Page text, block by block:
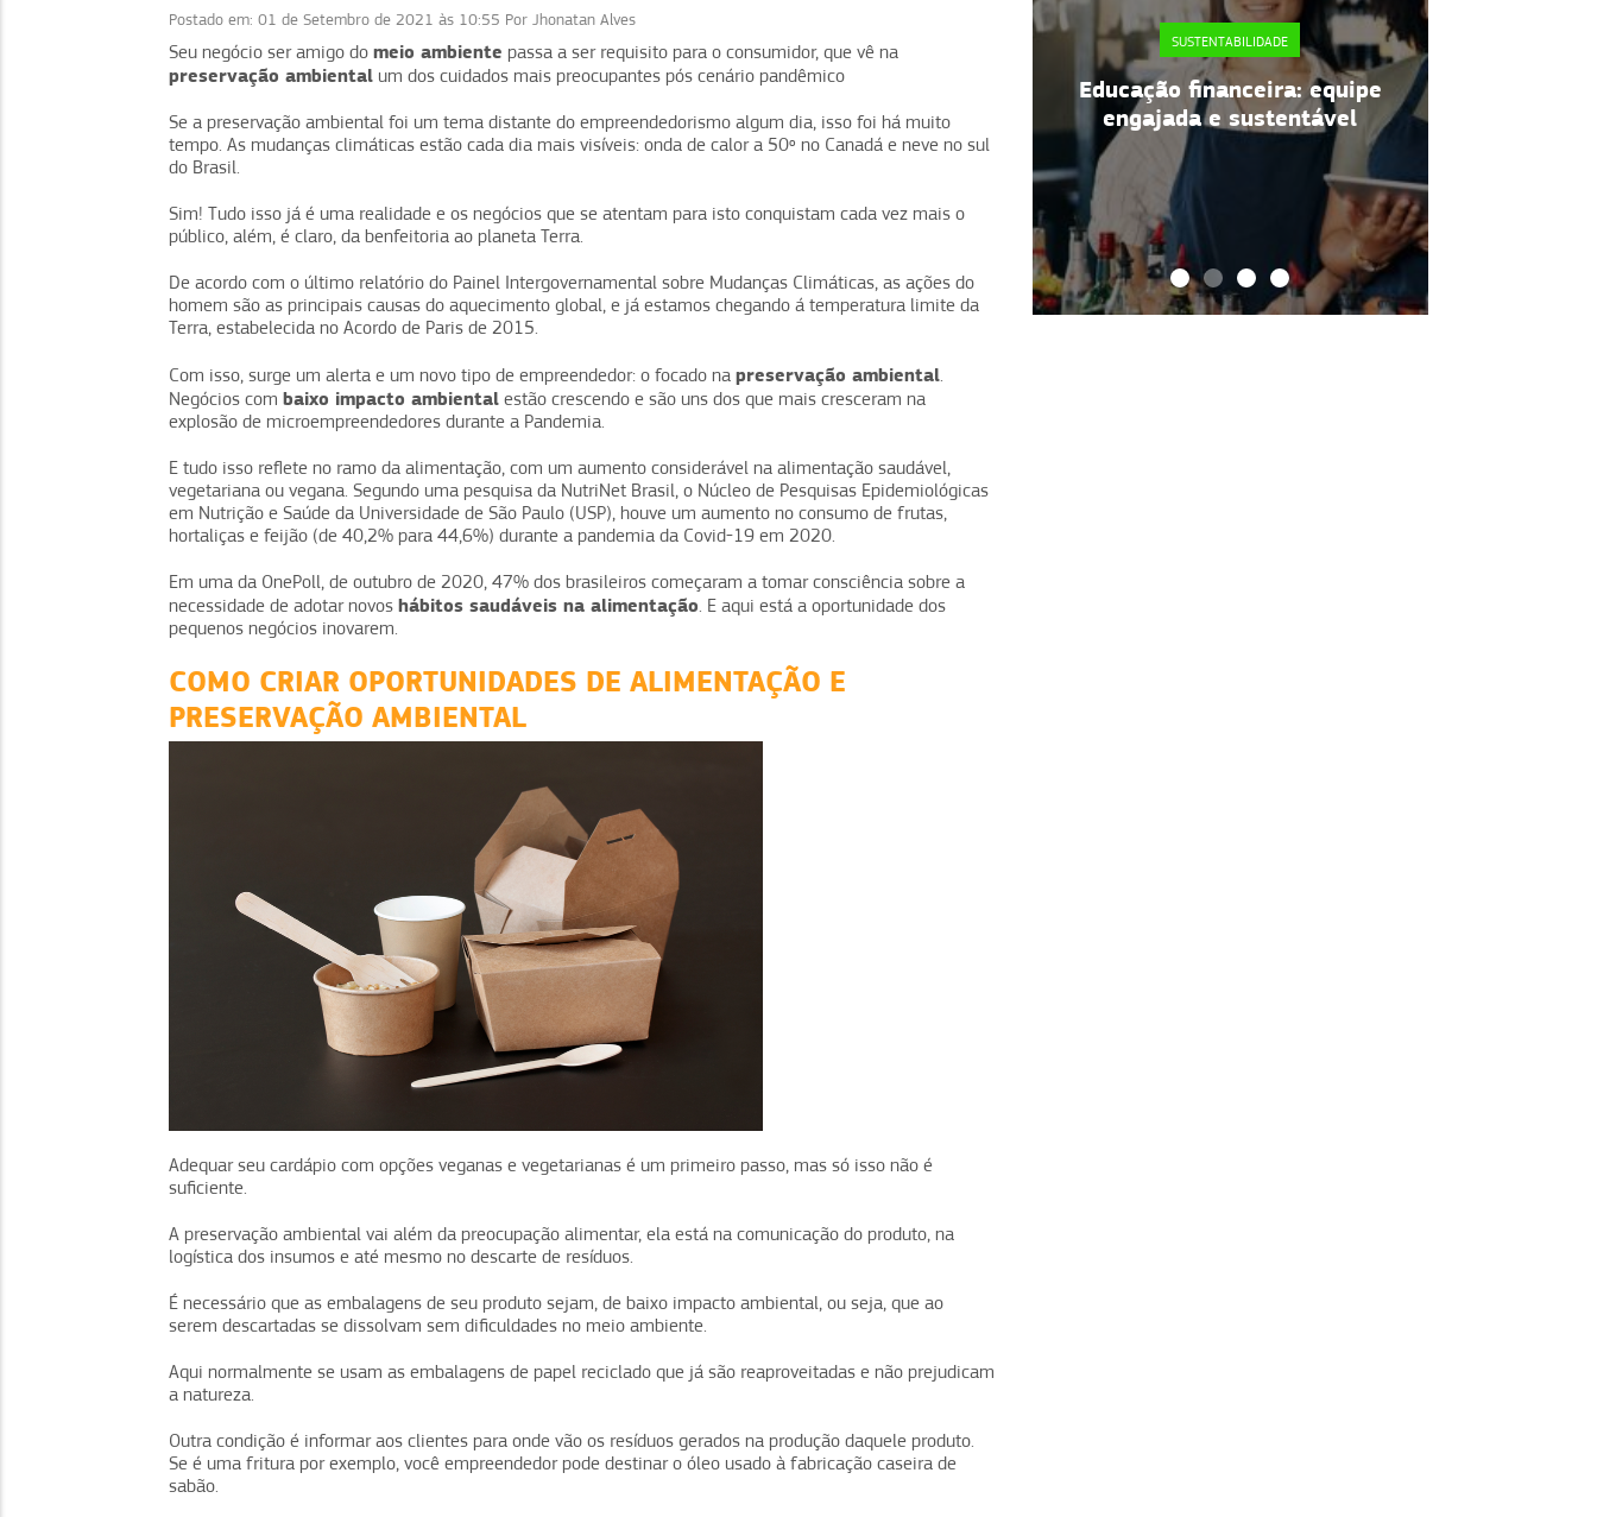
Postado em: 01 de Setembro de 2021 às 10:55 Por Jhonatan Alves
Seu negócio ser amigo do meio ambiente passa a ser requisito para o consumidor, que vê na
preservação ambiental um dos cuidados mais preocupantes pós cenário pandêmico
Se a preservação ambiental foi um tema distante do empreendedorismo algum dia, isso foi há muito
tempo. As mudanças climáticas estão cada dia mais visíveis: onda de calor a 50º no Canadá e neve no sul
do Brasil.
Sim! Tudo isso já é uma realidade e os negócios que se atentam para isto conquistam cada vez mais o
público, além, é claro, da benfeitoria ao planeta Terra.
De acordo com o último relatório do Painel Intergovernamental sobre Mudanças Climáticas, as ações do
homem são as principais causas do aquecimento global, e já estamos chegando á temperatura limite da
Terra, estabelecida no Acordo de Paris de 2015.
Com isso, surge um alerta e um novo tipo de empreendedor: o focado na preservação ambiental.
Negócios com baixo impacto ambiental estão crescendo e são uns dos que mais cresceram na
explosão de microempreendedores durante a Pandemia.
E tudo isso reflete no ramo da alimentação, com um aumento considerável na alimentação saudável,
vegetariana ou vegana. Segundo uma pesquisa da NutriNet Brasil, o Núcleo de Pesquisas Epidemiológicas
em Nutrição e Saúde da Universidade de São Paulo (USP), houve um aumento no consumo de frutas,
hortaliças e feijão (de 40,2% para 44,6%) durante a pandemia da Covid-19 em 2020.
Em uma da OnePoll, de outubro de 2020, 47% dos brasileiros começaram a tomar consciência sobre a
necessidade de adotar novos hábitos saudáveis na alimentação. E aqui está a oportunidade dos
pequenos negócios inovarem.
COMO CRIAR OPORTUNIDADES DE ALIMENTAÇÃO E
PRESERVAÇÃO AMBIENTAL
Adequar seu cardápio com opções veganas e vegetarianas é um primeiro passo, mas só isso não é
suficiente.
A preservação ambiental vai além da preocupação alimentar, ela está na comunicação do produto, na
logística dos insumos e até mesmo no descarte de resíduos.
É necessário que as embalagens de seu produto sejam, de baixo impacto ambiental, ou seja, que ao
serem descartadas se dissolvam sem dificuldades no meio ambiente.
Aqui normalmente se usam as embalagens de papel reciclado que já são reaproveitadas e não prejudicam
a natureza.
Outra condição é informar aos clientes para onde vão os resíduos gerados na produção daquele produto.
Se é uma fritura por exemplo, você empreendedor pode destinar o óleo usado à fabricação caseira de
sabão.
descubra
implementar
Redução de lixo: 5 dicas para
evitar desperdícios
Educação financeira: equipe
engajada e sustentável
SUSTENTABILIDADE
Embalagens flexíveis:
benefícios para o seu negócio
1 2 3 4